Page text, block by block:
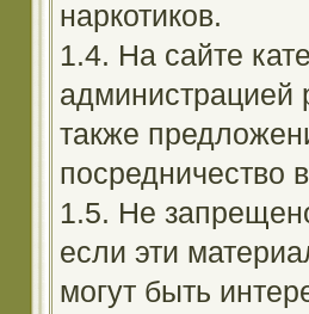
наркотиков.
1.4. На сайте
администрацией
также
посредничество
1.5. Не
если эти
могут быть